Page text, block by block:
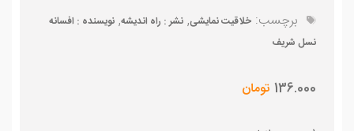
برچسب:خلاقیت نمایشی,نشر : راه اندیشه,نویسنده : افسانه
نسل شریف
136.000تومان